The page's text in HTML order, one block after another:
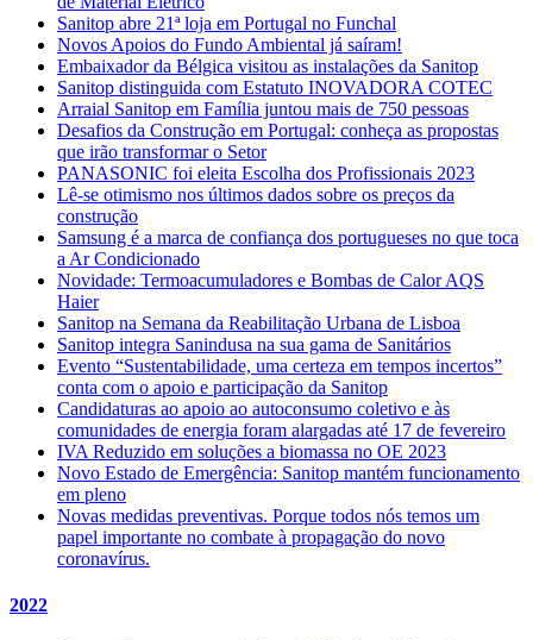
Sanitop abre 21ª loja em Portugal no Funchal
Novos Apoios do Fundo Ambiental já saíram!
Embaixador da Bélgica visitou as instalações da Sanitop
Sanitop distinguida com Estatuto INOVADORA COTEC
Arraial Sanitop em Família juntou mais de 750 pessoas
Desafios da Construção em Portugal: conheça as propostas
que irão transformar o Setor
PANASONIC foi eleita Escolha dos Profissionais 2023
Lê-se otimismo nos últimos dados sobre os preços da
construção
Samsung é a marca de confiança dos portugueses no que toca
a Ar Condicionado
Novidade: Termoacumuladores e Bombas de Calor AQS
Haier
Sanitop na Semana da Reabilitação Urbana de Lisboa
Sanitop integra Sanindusa na sua gama de Sanitários
Evento “Sustentabilidade, uma certeza em tempos incertos”
conta com o apoio e participação da Sanitop
Candidaturas ao apoio ao autoconsumo coletivo e às
comunidades de energia foram alargadas até 17 de fevereiro
IVA Reduzido em soluções a biomassa no OE 2023
Novo Estado de Emergência: Sanitop mantém funcionamento
em pleno
Novas medidas preventivas. Porque todos nós temos um
papel importante no combate à propagação do novo
coronavírus.
2022